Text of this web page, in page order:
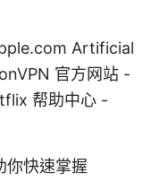
Artificial
官方网站 -
帮助中心 -
你快速掌握